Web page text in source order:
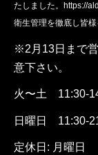
たしました。 https://
衛生管理を徹底し皆
※2月13日まで
意下さい。
火〜土 11:30-
日曜日 11:30-
定休日: 月曜日